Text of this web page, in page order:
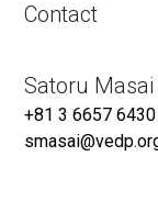
Contact
Satoru Masai
+81 3 6657 6430